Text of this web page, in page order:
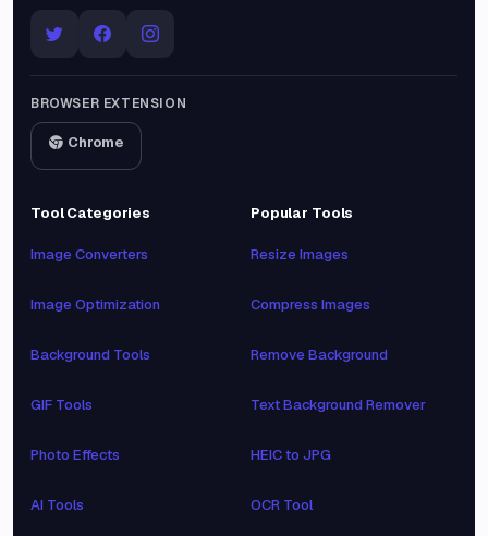
BROWSER EXTENSION
Chrome
Tool Categories
Image Converters
Image Optimization
Background Tools
GIF Tools
Photo Effects
AI Tools
Popular Tools
Resize Images
Compress Images
Remove Background
Text Background Remover
HEIC to JPG
OCR Tool